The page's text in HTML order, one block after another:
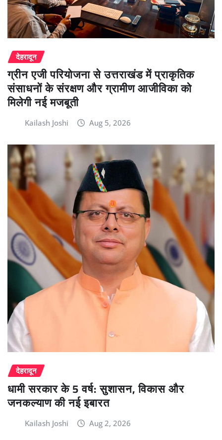
देहरादून
ग्रीन एजी परियोजना से उत्तराखंड में प्राकृतिक
संसाधनों के संरक्षण और ग्रामीण आजीविका को
मिलेगी नई मजबूती
Kailash Joshi Aug 5, 2026
देहरादून
धामी सरकार के 5 वर्ष: सुशासन, विकास और
जनकल्याण की नई इबारत
Kailash Joshi Aug 2, 2026